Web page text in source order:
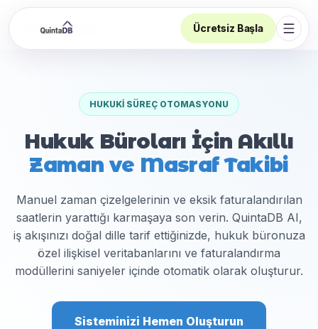
Ücretsiz Başla
HUKUKI SÜREÇ OTOMASYONU
Hukuk Büroları İçin Akıllı
Zaman ve Masraf Takibi
Manuel zaman çizelgelerinin ve eksik faturalandırılan
saatlerin yarattığı karmaşaya son verin. QuintaDB AI,
iş akışınızı doğal dille tarif ettiğinizde, hukuk büronuza
özel ilişkisel veritabanlarını ve faturalandırma
modüllerini saniyeler içinde otomatik olarak oluşturur.
Sisteminizi Hemen Oluşturun